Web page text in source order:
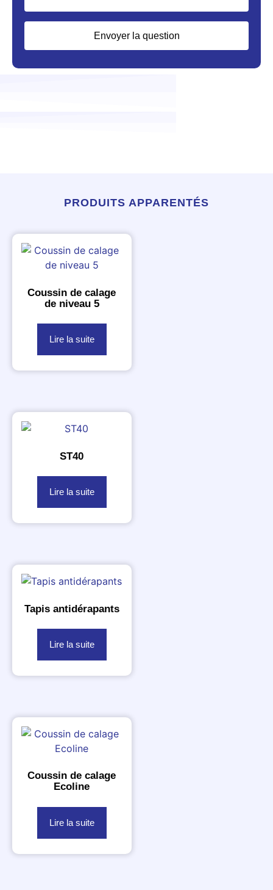
Envoyer la question
PRODUITS APPARENTÉS
Coussin de calage
de niveau 5
Lire la suite
ST40
Lire la suite
Tapis antidérapants
Lire la suite
Coussin de calage
Ecoline
Lire la suite